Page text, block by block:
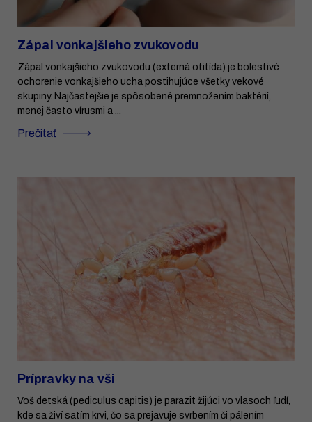
Zápal vonkajšieho zvukovodu
Zápal vonkajšieho zvukovodu (externá otitída) je bolestivé
ochorenie vonkajšieho ucha postihujúce všetky vekové
skupiny. Najčastejšie je spôsobené premnožením baktérií,
menej často vírusmi a ...
Prečítať
Prípravky na vši
Voš detská (pediculus capitis) je parazit žijúci vo vlasoch ľudí,
kde sa živí satím krvi, čo sa prejavuje svrbením či pálením